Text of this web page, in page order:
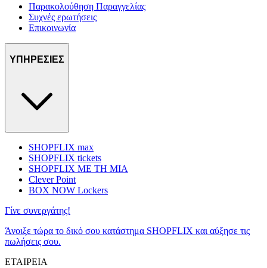
Παρακολούθηση Παραγγελίας
Συχνές ερωτήσεις
Επικοινωνία
ΥΠΗΡΕΣΙΕΣ
SHOPFLIX max
SHOPFLIX tickets
SHOPFLIX ΜΕ ΤΗ ΜΙΑ
Clever Point
BOX NOW Lockers
Γίνε συνεργάτης!
Άνοιξε τώρα το δικό σου κατάστημα SHOPFLIX και αύξησε τις
πωλήσεις σου.
ΕΤΑΙΡΕΙΑ